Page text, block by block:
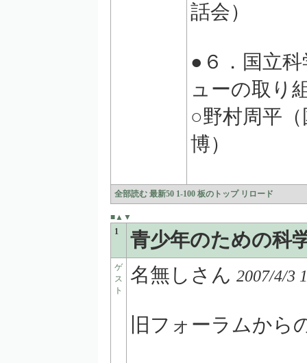
話会）
●６．国立
ューの取り
○野村周平
博）
全部読む 最新50 1-100 板のトップ リロード
■▲ ▼
1
青少年のための科
ゲ
ス
ト
名無しさん 2007/4/3
旧フォーラムから